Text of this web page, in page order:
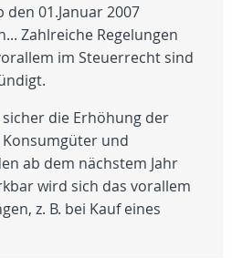
01.Januar 2007
Zahlreiche Regelungen
im Steuerrecht sind
die Erhöhung der
und
ab dem nächstem Jahr
wird sich das vorallem
z. B. bei Kauf eines